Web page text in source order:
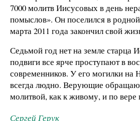
7000 молитв Иисусовых в день
помыслов». Он поселился в
марта 2011 года закончил свой
Седьмой год нет на земле старца
подвиги все ярче проступают в
современников. У его могилки на
всегда людно. Верующие
молитвой, как к живому, и по
Сергей Герук